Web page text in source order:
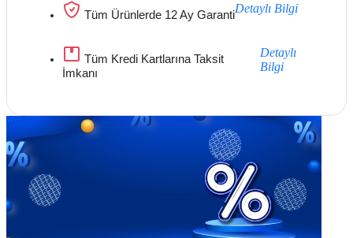
Tüm Ürünlerde 12 Ay GarantiDetaylı Bilgi
Tüm Kredi Kartlarına Taksit
İmkanı
Detaylı
Bilgi